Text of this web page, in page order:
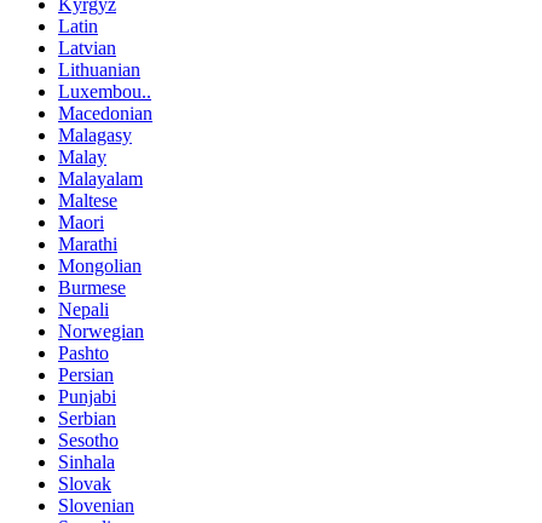
Kyrgyz
Latin
Latvian
Lithuanian
Luxembou..
Macedonian
Malagasy
Malay
Malayalam
Maltese
Maori
Marathi
Mongolian
Burmese
Nepali
Norwegian
Pashto
Persian
Punjabi
Serbian
Sesotho
Sinhala
Slovak
Slovenian